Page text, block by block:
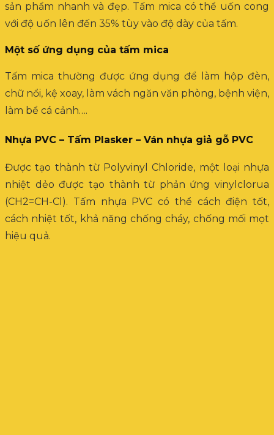
sản phẩm nhanh và đẹp. Tấm mica có thể uốn cong
với độ uốn lên đến 35% tùy vào độ dày của tấm.
Một số ứng dụng của tấm mica
Tấm mica thường được ứng dụng để làm hộp đèn,
chữ nổi, kệ xoay, làm vách ngăn văn phòng, bệnh viện,
làm bể cá cảnh….
Nhựa PVC – Tấm Plasker – Ván nhựa giả gỗ PVC
Được tạo thành từ Polyvinyl Chloride, một loại nhựa
nhiệt dẻo được tạo thành từ phản ứng vinylclorua
(CH2=CH-Cl). Tấm nhựa PVC có thể cách điện tốt,
cách nhiệt tốt, khả năng chống cháy, chống mối mọt
hiệu quả.